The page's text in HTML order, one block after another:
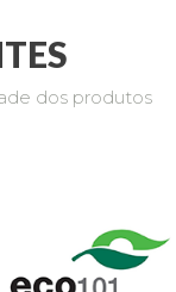
dos produtos